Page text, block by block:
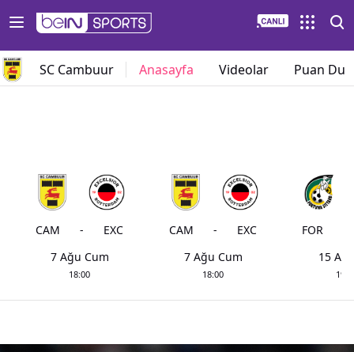
SC Cambuur Anasayfa Videolar Puan
CAM -
EXC
7 Ağu Cum
18:00
CAM -
EXC
7 Ağu Cum
18:00
FOR
15